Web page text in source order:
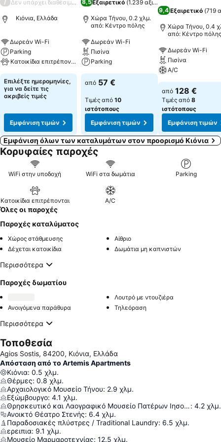
/ Δεν υπάρχει διαθέσιμη βαθμολογία
Κιόνια, Ελλάδα
Δωρεάν Wi-Fi
Parking
Κατοικίδια επιτρέπονται
Επιλέξτε ημερομηνίες,
για να δείτε τις
ακριβείς τιμές
Εμφάνιση τιμών
8,5Εξαιρετικό (1.239 αξιολογήσεις
Χώρα Τήνου, 0.2 χλμ.
από: Κέντρο πόλης
Δωρεάν Wi-Fi
Πισίνα
Parking
από 57 €
Τιμές από 10
ιστότοπους
Εμφάνιση τιμών
9,4 Εξαιρετικό (719
Χώρα Τήνου, 0.4
από: Κέντρο πόλης
Δωρεάν Wi-Fi
Πισίνα
A/C
από 128 €
Τιμές από 8
ιστότοπους
Εμφάνιση τιμών
Εμφάνιση όλων των καταλυμάτων στον προορισμό Κιόνια
Κορυφαίες παροχές
WiFi στην υποδοχή WiFi στα δωμάτια Parking
Κατοικίδια επιτρέπονται A/C
Όλες οι παροχές
Παροχές καταλύματος
Χώρος στάθμευσης
Αίθριο
Δέχεται κατοικίδια
Δωμάτια μη καπνιστών
Περισσότερα
Παροχές δωματίου
Λουτρό με ντουζιέρα
Ανοιγόμενα παράθυρα
Τηλεόραση
Περισσότερα
Τοποθεσία
Agios Sostis, 84200, Κιόνια, Ελλάδα
Απόσταση από το Artemis Apartments
Κιόνια: 0.5 χλμ.
Θέρμες: 0.8 χλμ.
Αρχαιολογικό Μουσείο Τήνου: 2.9 χλμ.
Εξώμβουργο: 4.1 χλμ.
Θρησκευτικό και Λαογραφικό Μουσείο Πατέρων Ιησουιτών: 4.2 χλμ.
Ανοικτό Θέατρο Στενής: 6.4 χλμ.
Παραδοσιακές πλύστρες / Traditional Laundry: 6.5 χλμ.
ερειπια: 9.1 χλμ.
Μουσείο Μαρμαροτεχνίας: 12.5 χλμ.